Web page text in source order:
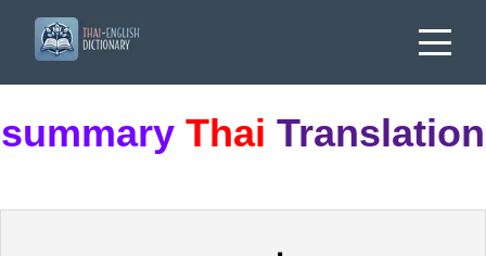
summary Thai Translation